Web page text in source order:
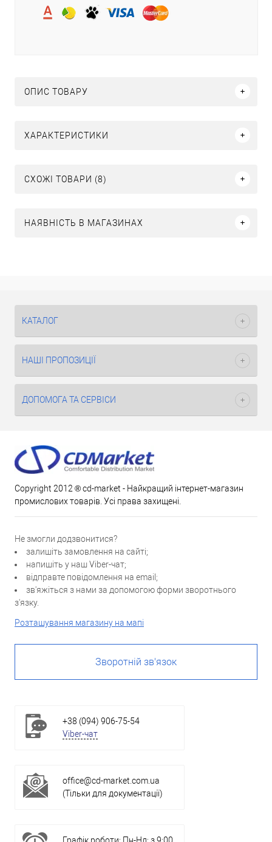
ОПИС ТОВАРУ
ХАРАКТЕРИСТИКИ
СХОЖІ ТОВАРИ (8)
НАЯВНІСТЬ В МАГАЗИНАХ
КАТАЛОГ
НАШІ ПРОПОЗИЦІЇ
ДОПОМОГА ТА СЕРВІСИ
Copyright 2012 ® cd-market - Найкращий інтернет-магазин
промислових товарів. Усі права захищені.
Не змогли додзвонитися?
залишіть замовлення на сайті;
напишіть у наш Viber-чат;
відправте повідомлення на email;
зв'яжіться з нами за допомогою форми зворотнього
з'язку.
Розташування магазину на мапі
Зворотній зв'язок
+38 (094) 906-75-54
Viber-чат
office@cd-market.com.ua
(Тільки для документації)